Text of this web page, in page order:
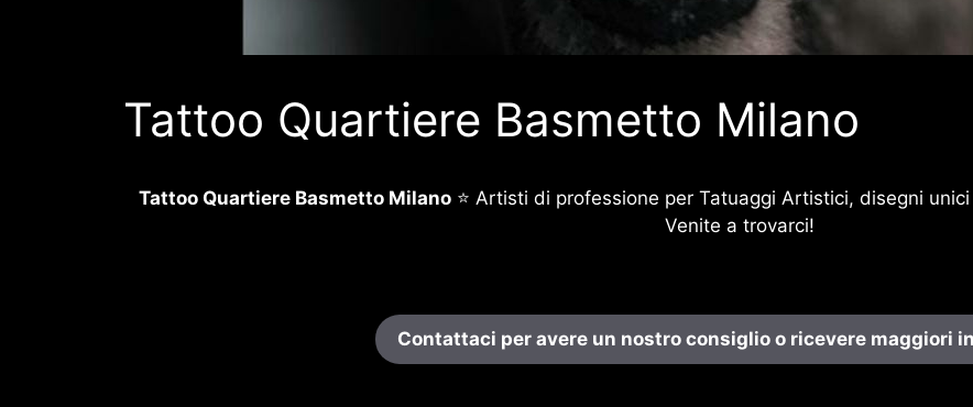
Tattoo Quartiere Basmetto Milano
Tattoo Quartiere Basmetto Milano⭐ Artisti di professione per Tatuaggi Artistici, disegni
Venite a trovarci!
Contattaci per avere un nostro consiglio o ricevere maggiori